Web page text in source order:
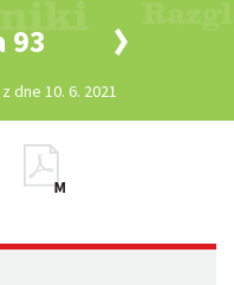
93
dne 10. 6. 2021